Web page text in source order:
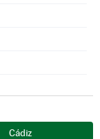
Cádiz